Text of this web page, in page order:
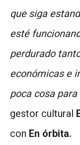
que siga
esté
perdurado
económicas e
poca cosa
gestor cultural
con En órbita.